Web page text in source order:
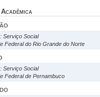
Serviço Social
Federal do Rio Grande do Norte
Serviço Social
Federal de Pernambuco